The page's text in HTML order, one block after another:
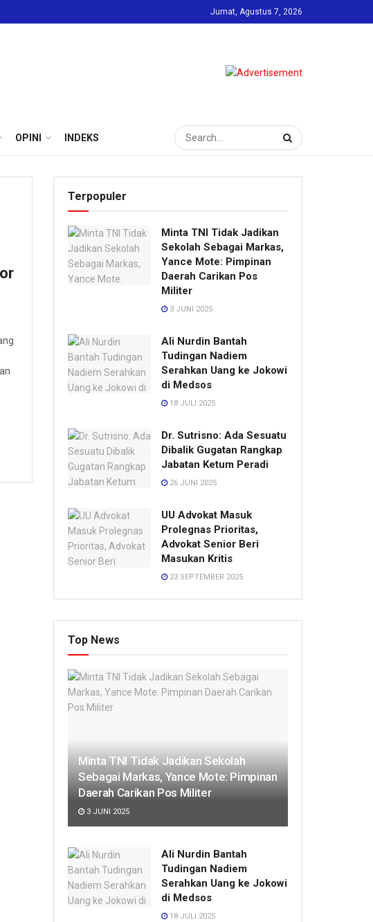
Jumat, Agustus 7, 2026
OPINI INDEKS
Terpopuler
Minta TNI Tidak Jadikan
Sekolah Sebagai Markas,
Yance Mote: Pimpinan
Daerah Carikan Pos
Militer
3 JUNI 2025
Ali Nurdin Bantah
Tudingan Nadiem
Serahkan Uang ke Jokowi
di Medsos
18 JULI 2025
Dr. Sutrisno: Ada Sesuatu
Dibalik Gugatan Rangkap
Jabatan Ketum Peradi
26 JUNI 2025
UU Advokat Masuk
Prolegnas Prioritas,
Advokat Senior Beri
Masukan Kritis
23 SEPTEMBER 2025
Top News
Minta TNI Tidak Jadikan Sekolah
Sebagai Markas, Yance Mote: Pimpinan
Daerah Carikan Pos Militer
3 JUNI 2025
Ali Nurdin Bantah
Tudingan Nadiem
Serahkan Uang ke Jokowi
di Medsos
18 JULI 2025